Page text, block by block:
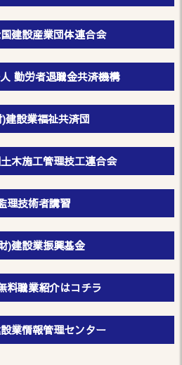
建設産業団体連合会
勤労者退職金共済機構
建設業福祉共済団
木施工管理技工連合会
理技術者講習
)建設業振興基金
料職業紹介はコチラ
業情報管理センター